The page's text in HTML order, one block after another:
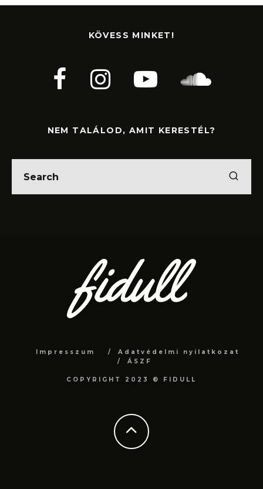
KÖVESS MINKET!
NEM TALÁLOD, AMIT KERESTÉL?
Impresszum
Adatvédelmi nyilatkozat
ÁSZF
COPYRIGHT 2023 © FIDULL